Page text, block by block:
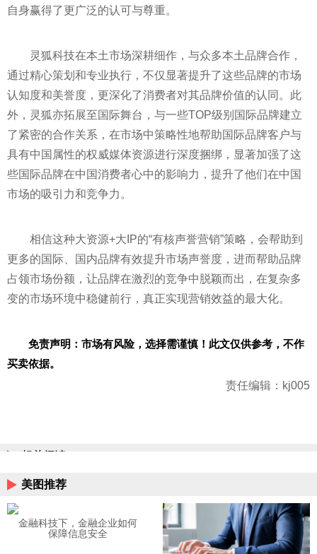
自身赢得了更广泛的认可与尊重。
灵狐科技在本土市场深耕细作，与众多本土品牌合作，
通过精心策划和专业执行，不仅显著提升了这些品牌的市场
认知度和美誉度，更深化了消费者对其品牌价值的认同。此
外，灵狐亦拓展至国际舞台，与一些TOP级别国际品牌建立
了紧密的合作关系，在市场中策略性地帮助国际品牌客户与
具有中国属性的权威媒体资源进行深度捆绑，显著加强了这
些国际品牌在中国消费者心中的影响力，提升了他们在中国
市场的吸引力和竞争力。
相信这种大资源+大IP的“有核声誉营销”策略，会帮助到
更多的国际、国内品牌有效提升市场声誉度，进而帮助品牌
占领市场份额，让品牌在激烈的竞争中脱颖而出，在复杂多
变的市场环境中稳健前行，真正实现营销效益的最大化。
免责声明：市场有风险，选择需谨慎！此文仅供参考，不作
买卖依据。
责任编辑：kj005
相关阅读
美图推荐
金融科技下，金融企业如何
保障信息安全